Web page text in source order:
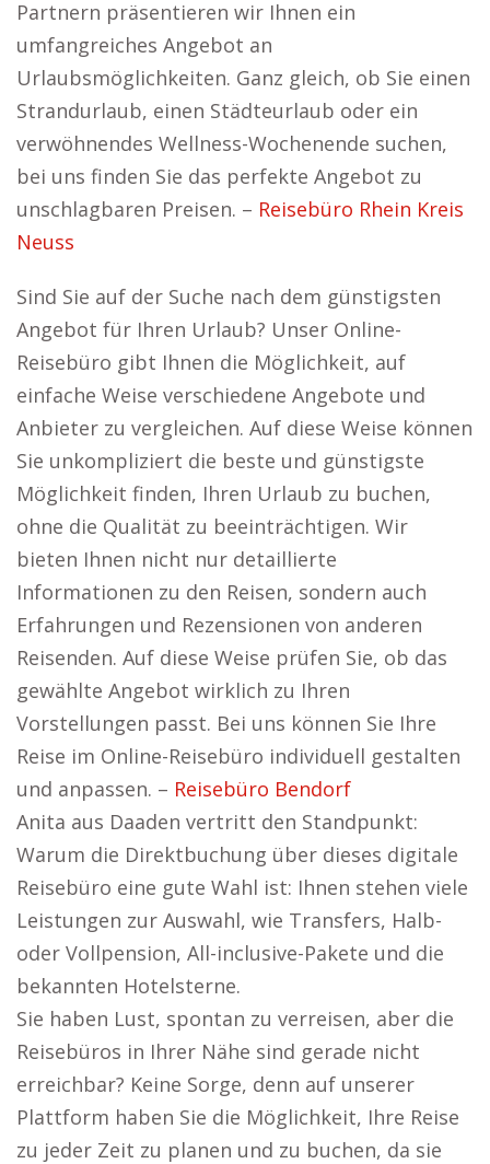
Partnern präsentieren wir Ihnen ein
umfangreiches Angebot an
Urlaubsmöglichkeiten. Ganz gleich, ob Sie einen
Strandurlaub, einen Städteurlaub oder ein
verwöhnendes Wellness-Wochenende suchen,
bei uns finden Sie das perfekte Angebot zu
unschlagbaren Preisen. – Reisebüro Rhein Kreis
Neuss
Sind Sie auf der Suche nach dem günstigsten
Angebot für Ihren Urlaub? Unser Online-
Reisebüro gibt Ihnen die Möglichkeit, auf
einfache Weise verschiedene Angebote und
Anbieter zu vergleichen. Auf diese Weise können
Sie unkompliziert die beste und günstigste
Möglichkeit finden, Ihren Urlaub zu buchen,
ohne die Qualität zu beeinträchtigen. Wir
bieten Ihnen nicht nur detaillierte
Informationen zu den Reisen, sondern auch
Erfahrungen und Rezensionen von anderen
Reisenden. Auf diese Weise prüfen Sie, ob das
gewählte Angebot wirklich zu Ihren
Vorstellungen passt. Bei uns können Sie Ihre
Reise im Online-Reisebüro individuell gestalten
und anpassen. – Reisebüro Bendorf
Anita aus Daaden vertritt den Standpunkt:
Warum die Direktbuchung über dieses digitale
Reisebüro eine gute Wahl ist: Ihnen stehen viele
Leistungen zur Auswahl, wie Transfers, Halb-
oder Vollpension, All-inclusive-Pakete und die
bekannten Hotelsterne.
Sie haben Lust, spontan zu verreisen, aber die
Reisebüros in Ihrer Nähe sind gerade nicht
erreichbar? Keine Sorge, denn auf unserer
Plattform haben Sie die Möglichkeit, Ihre Reise
zu jeder Zeit zu planen und zu buchen, da sie